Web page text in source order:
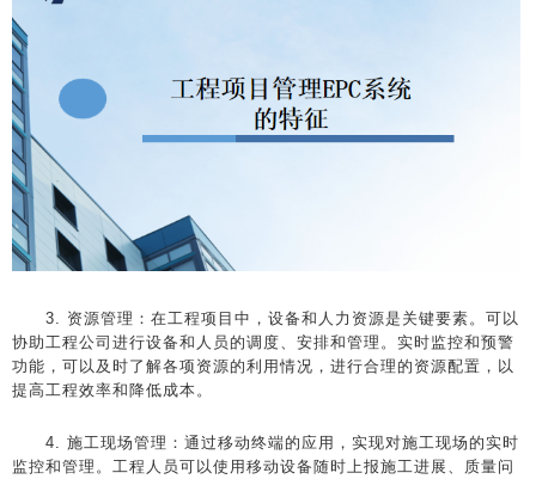
3. 资源管理：在工程项目中，设备和人力资源是关键要素。可以
协助工程公司进行设备和人员的调度、安排和管理。实时监控和预警
功能，可以及时了解各项资源的利用情况，进行合理的资源配置，以
提高工程效率和降低成本。
4. 施工现场管理：通过移动终端的应用，实现对施工现场的实时
监控和管理。工程人员可以使用移动设备随时上报施工进展、质量问